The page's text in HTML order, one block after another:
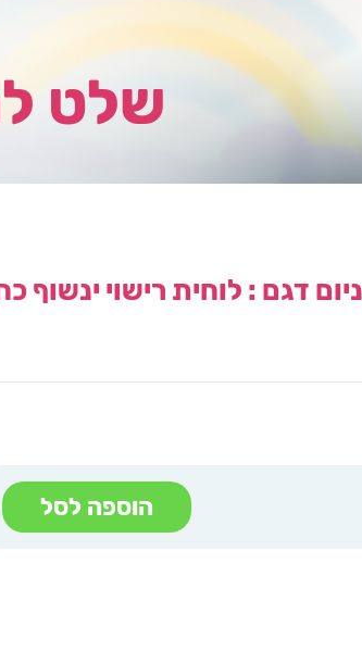
שלט
דגם : לוחית רישוי ינשוף
הוספה לסל